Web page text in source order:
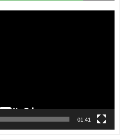
01:41